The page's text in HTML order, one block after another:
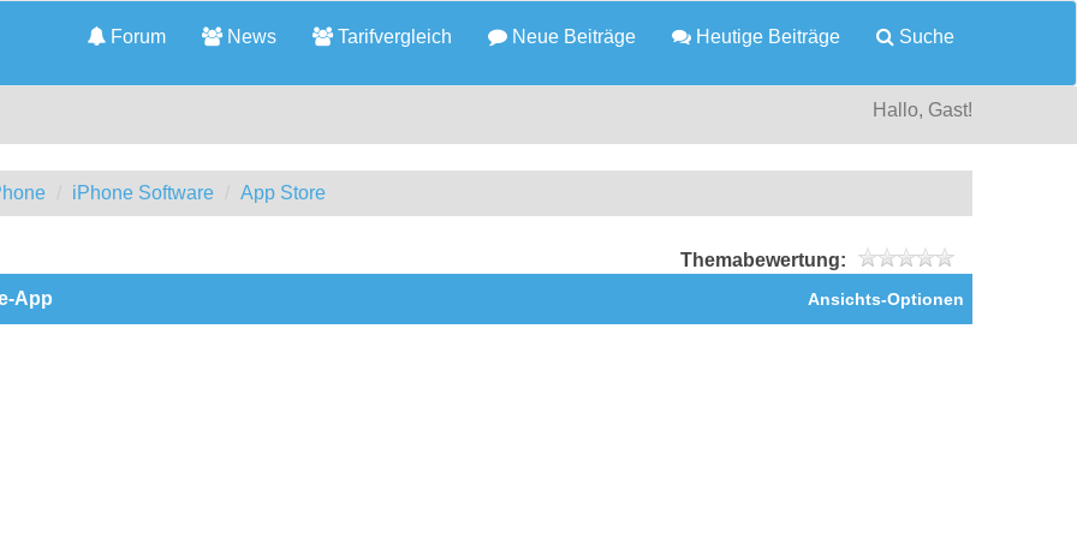
Forum News Tarifvergleich Neue Beiträge Heutige Beiträge Suche
Hallo, Gast!
iPhone Software App Store
Themabewertung:
Ansichts-Optionen
App